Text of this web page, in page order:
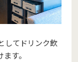
してドリンク飲
す。